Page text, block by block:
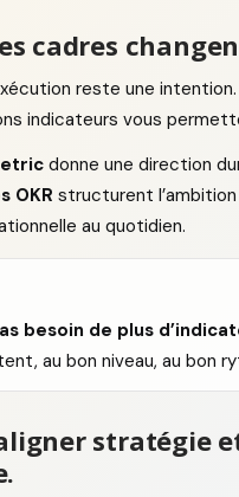
cadres
reste une
indicateurs vous
donne une direction
OKR structurent
au quotidien.
besoin de plus
au bon niveau, au bon
stratégie